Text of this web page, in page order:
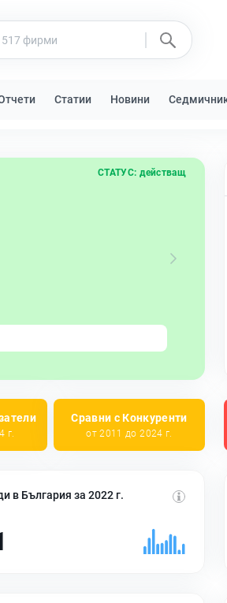
Статии Новини
СТАТУС: действащ
г.
Сравни с Конкуренти
от 2011 до 2024 г.
в България за 2022 г.